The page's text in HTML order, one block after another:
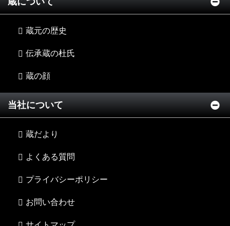
蔵元の歴史
伝承蔵の杜氏
蔵の顔
当社について
蔵だより
よくある質問
プライバシーポリシー
お問い合わせ